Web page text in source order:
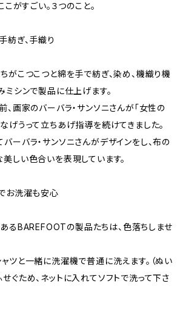
こがすごい。３つのこと。
紡ぎ、手織り
がこつこつと綿を手で紡ぎ、染め、機織り機
ミシンで製品に仕上げます。
画家のバーバラ・サンソニさんが「女性の
げうって立ちあげ指導を続けてきました。
ーバラ・サンソニさんがデザインをし、布の
しい色合いを表現しています。
お洗濯も安心
るBAREFOOTの製品たちは、色落ちしませ
ツと一緒に洗濯機で普通に洗えます。（ぬい
ぐため、ネットに入れてソフトで洗って下さ